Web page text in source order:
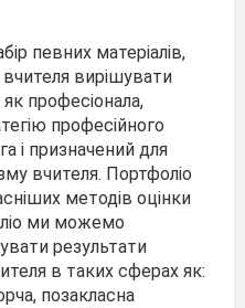
певних матеріалів,
вирішувати
як професіонала,
професійного
і призначений для
вчителя. Портфоліо
методів оцінки
ми можемо
результати
в таких сферах як:
позакласна